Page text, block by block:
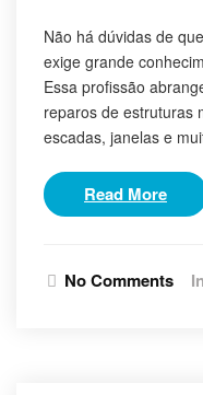
Não há dúvidas de
exige grande
Essa profissão
reparos de estruturas
escadas, janelas e
Read More
No Comments In